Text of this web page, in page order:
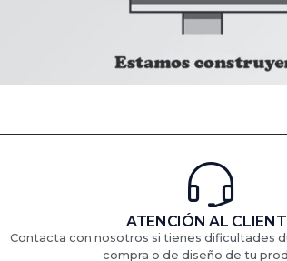
ATENCIÓN AL
Contacta con nosotros si tienes dificultades
compra o de diseño de tu